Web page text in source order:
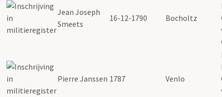
Jean Joseph
Smeets
16-12-1790 Bocholtz
Pierre Janssen 1787 Venlo